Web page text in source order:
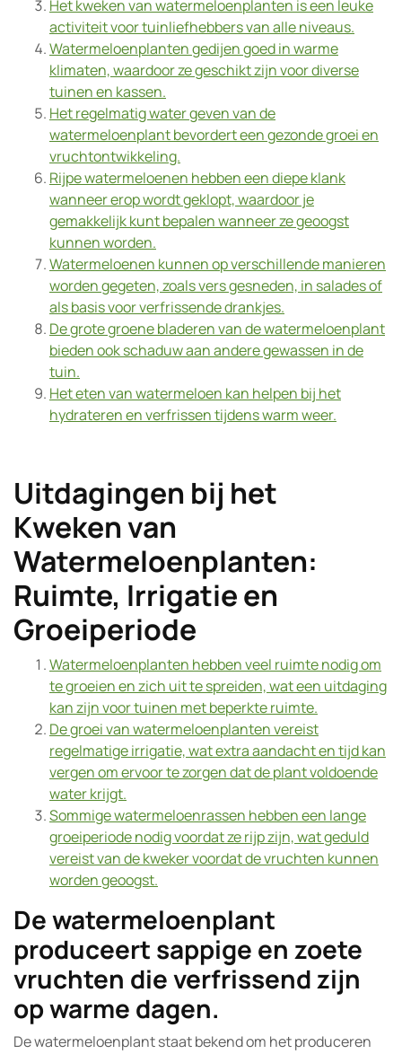
Het kweken van watermeloenplanten is een leuke
activiteit voor tuinliefhebbers van alle niveaus.
Watermeloenplanten gedijen goed in warme
klimaten, waardoor ze geschikt zijn voor diverse
tuinen en kassen.
Het regelmatig water geven van de
watermeloenplant bevordert een gezonde groei en
vruchtontwikkeling.
Rijpe watermeloenen hebben een diepe klank
wanneer erop wordt geklopt, waardoor je
gemakkelijk kunt bepalen wanneer ze geoogst
kunnen worden.
Watermeloenen kunnen op verschillende manieren
worden gegeten, zoals vers gesneden, in salades of
als basis voor verfrissende drankjes.
De grote groene bladeren van de watermeloenplant
bieden ook schaduw aan andere gewassen in de
tuin.
Het eten van watermeloen kan helpen bij het
hydrateren en verfrissen tijdens warm weer.
Uitdagingen bij het
Kweken van
Watermeloenplanten:
Ruimte, Irrigatie en
Groeiperiode
Watermeloenplanten hebben veel ruimte nodig om
te groeien en zich uit te spreiden, wat een uitdaging
kan zijn voor tuinen met beperkte ruimte.
De groei van watermeloenplanten vereist
regelmatige irrigatie, wat extra aandacht en tijd kan
vergen om ervoor te zorgen dat de plant voldoende
water krijgt.
Sommige watermeloenrassen hebben een lange
groeiperiode nodig voordat ze rijp zijn, wat geduld
vereist van de kweker voordat de vruchten kunnen
worden geoogst.
De watermeloenplant
produceert sappige en zoete
vruchten die verfrissend zijn
op warme dagen.
De watermeloenplant staat bekend om het produceren